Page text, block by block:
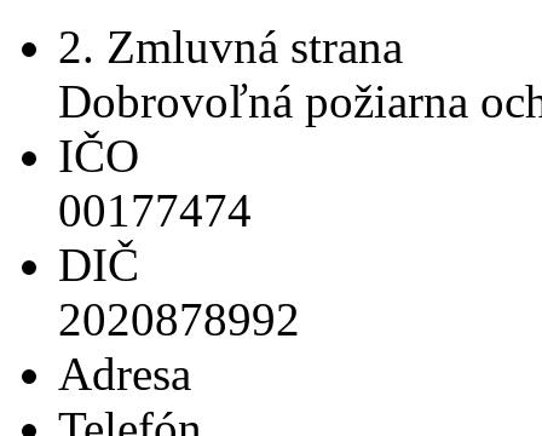
2. Zmluvná strana
Dobrovoľná požiarna
IČO
00177474
DIČ
2020878992
Adresa